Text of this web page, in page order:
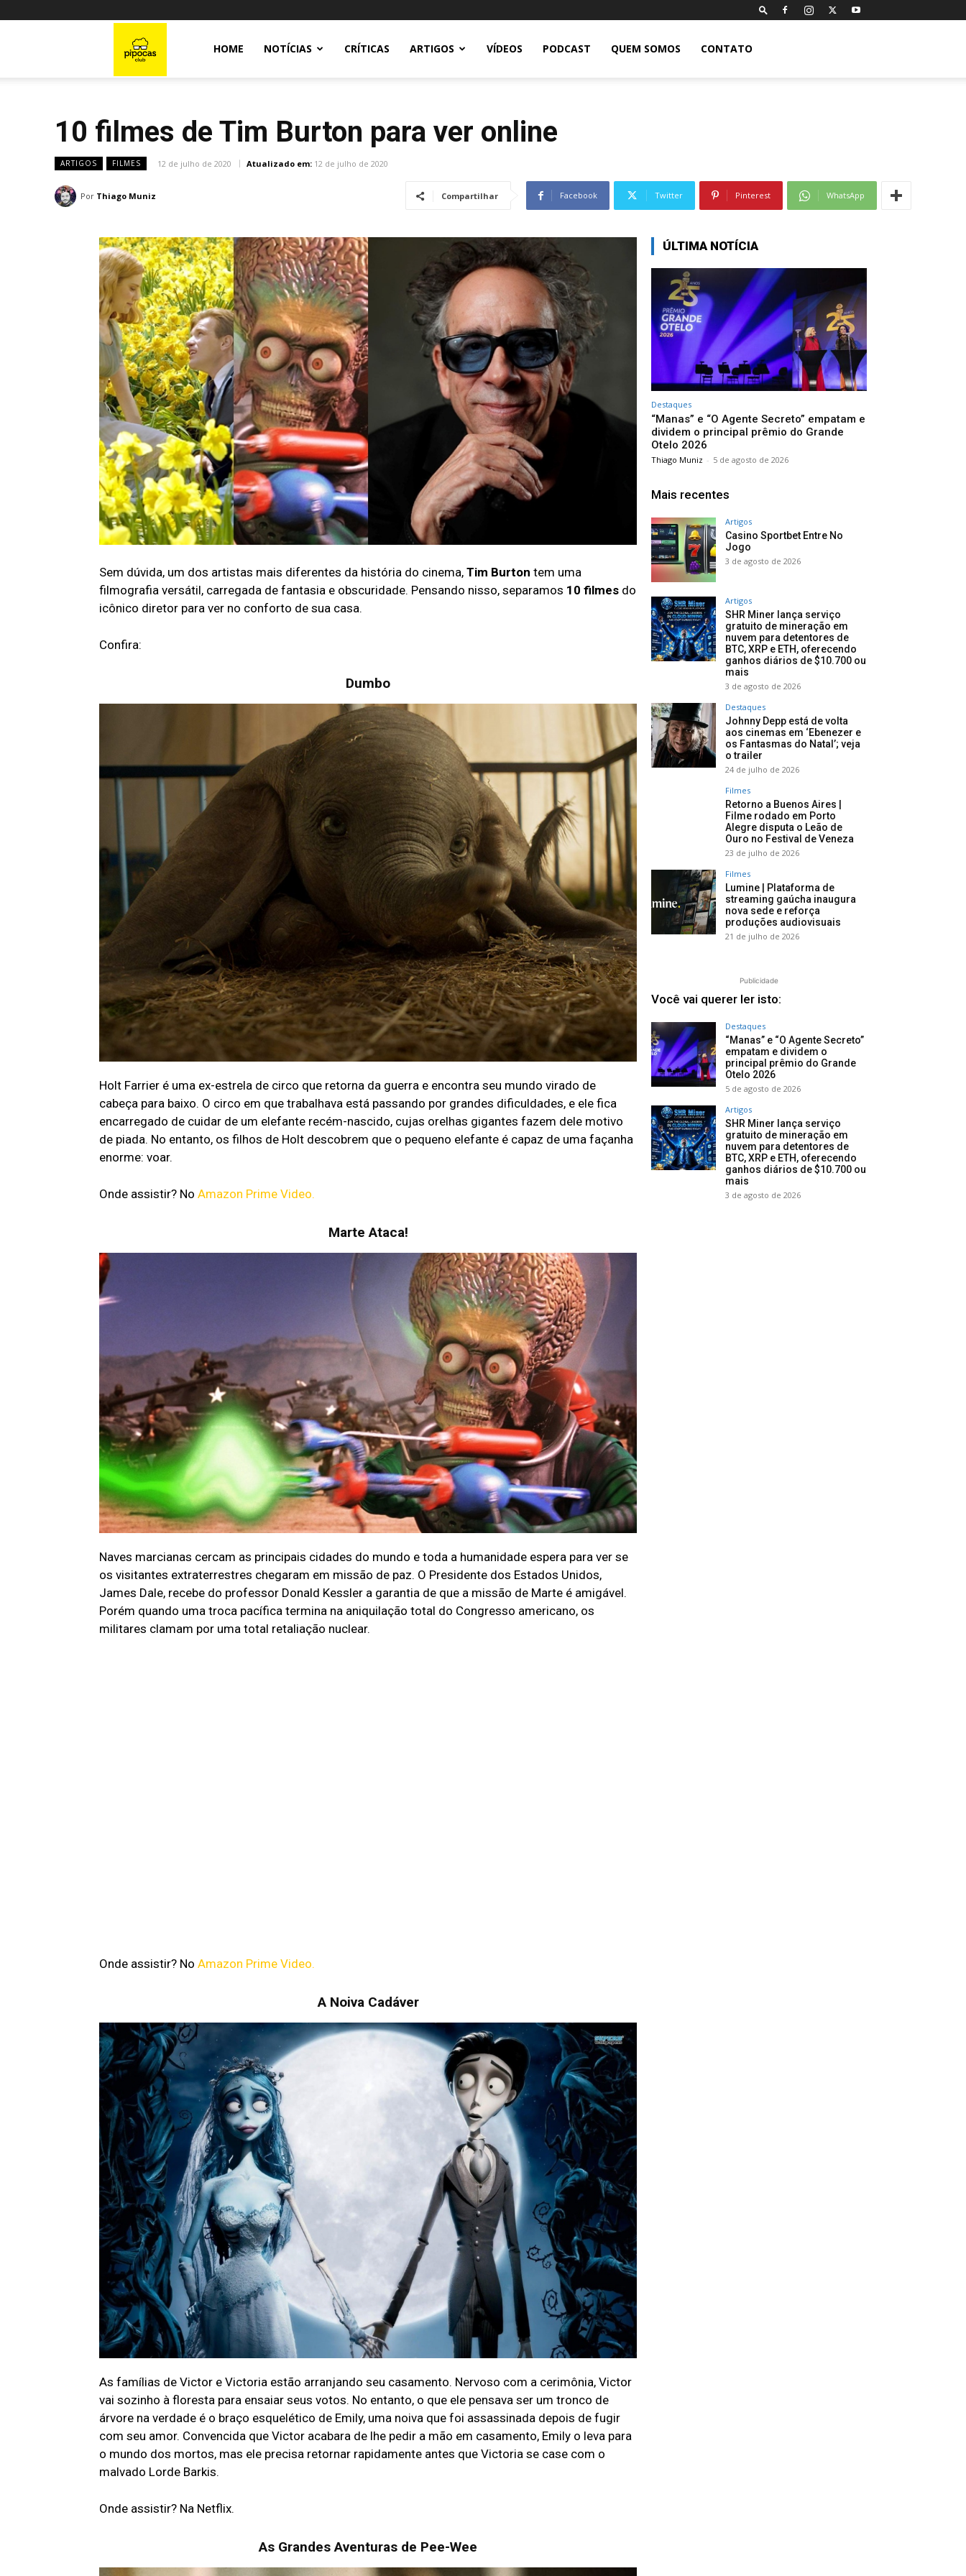
HOME NOTÍCIAS CRÍTICAS ARTIGOS VÍDEOS PODCAST QUEM SOMOS CONTATO
10 filmes de Tim Burton para ver online
ARTIGOS FILMES 12 de julho de 2020 Atualizado em: 12 de julho de 2020
Por Thiago Muniz Compartilhar Facebook Twitter Pinterest WhatsApp
Sem dúvida, um dos artistas mais diferentes da história do cinema, Tim Burton tem uma
filmografia versátil, carregada de fantasia e obscuridade. Pensando nisso, separamos 10 filmes do
icônico diretor para ver no conforto de sua casa.
Confira:
Dumbo
Holt Farrier é uma ex-estrela de circo que retorna da guerra e encontra seu mundo virado de
cabeça para baixo. O circo em que trabalhava está passando por grandes dificuldades, e ele fica
encarregado de cuidar de um elefante recém-nascido, cujas orelhas gigantes fazem dele motivo
de piada. No entanto, os filhos de Holt descobrem que o pequeno elefante é capaz de uma façanha
enorme: voar.
Onde assistir? No Amazon Prime Video.
Marte Ataca!
Naves marcianas cercam as principais cidades do mundo e toda a humanidade espera para ver se
os visitantes extraterrestres chegaram em missão de paz. O Presidente dos Estados Unidos,
James Dale, recebe do professor Donald Kessler a garantia de que a missão de Marte é amigável.
Porém quando uma troca pacífica termina na aniquilação total do Congresso americano, os
militares clamam por uma total retaliação nuclear.
Onde assistir? No Amazon Prime Video.
A Noiva Cadáver
As famílias de Victor e Victoria estão arranjando seu casamento. Nervoso com a cerimônia, Victor
vai sozinho à floresta para ensaiar seus votos. No entanto, o que ele pensava ser um tronco de
árvore na verdade é o braço esquelético de Emily, uma noiva que foi assassinada depois de fugir
com seu amor. Convencida que Victor acabara de lhe pedir a mão em casamento, Emily o leva para
o mundo dos mortos, mas ele precisa retornar rapidamente antes que Victoria se case com o
malvado Lorde Barkis.
Onde assistir? Na Netflix.
As Grandes Aventuras de Pee-Wee
ÚLTIMA NOTÍCIA
Destaques
“Manas” e “O Agente Secreto” empatam e
dividem o principal prêmio do Grande
Otelo 2026
Thiago Muniz - 5 de agosto de 2026
Mais recentes
Artigos
Casino Sportbet Entre No
Jogo
3 de agosto de 2026
Artigos
SHR Miner lança serviço
gratuito de mineração em
nuvem para detentores de
BTC, XRP e ETH, oferecendo
ganhos diários de $10.700 ou
mais
3 de agosto de 2026
Destaques
Johnny Depp está de volta
aos cinemas em ‘Ebenezer e
os Fantasmas do Natal’; veja
o trailer
24 de julho de 2026
Filmes
Retorno a Buenos Aires |
Filme rodado em Porto
Alegre disputa o Leão de
Ouro no Festival de Veneza
23 de julho de 2026
Filmes
Lumine | Plataforma de
streaming gaúcha inaugura
nova sede e reforça
produções audiovisuais
21 de julho de 2026
Publicidade
Você vai querer ler isto:
Destaques
“Manas” e “O Agente Secreto”
empatam e dividem o
principal prêmio do Grande
Otelo 2026
5 de agosto de 2026
Artigos
SHR Miner lança serviço
gratuito de mineração em
nuvem para detentores de
BTC, XRP e ETH, oferecendo
ganhos diários de $10.700 ou
mais
3 de agosto de 2026